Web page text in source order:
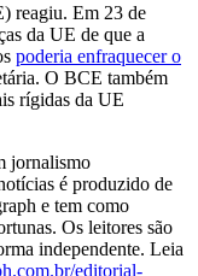
reagiu. Em 23 de
da UE de que a
poderia enfraquecer o
O BCE também
rígidas da UE
jornalismo
é produzido de
e tem como
Os leitores são
independente. Leia
editorial-